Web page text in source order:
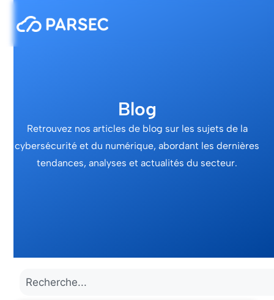
Blog
Retrouvez nos articles de blog sur les sujets de la
cybersécurité et du numérique, abordant les dernières
tendances, analyses et actualités du secteur.